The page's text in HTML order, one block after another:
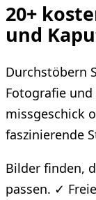
20+
und
Durchstöbern
Fotografie und
missgeschick
faszinierende
Bilder finden,
passen. ✓